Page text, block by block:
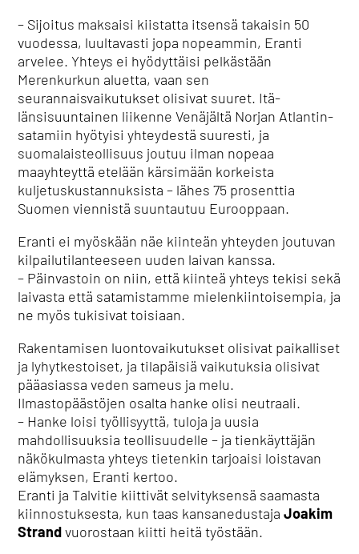
– Sijoitus maksaisi kiistatta itsensä takaisin 50
vuodessa, luultavasti jopa nopeammin, Eranti
arvelee. Yhteys ei hyödyttäisi pelkästään
Merenkurkun aluetta, vaan sen
seurannaisvaikutukset olisivat suuret. Itä-
länsisuuntainen liikenne Venäjältä Norjan Atlantin-
satamiin hyötyisi yhteydestä suuresti, ja
suomalaisteollisuus joutuu ilman nopeaa
maayhteyttä etelään kärsimään korkeista
kuljetuskustannuksista – lähes 75 prosenttia
Suomen viennistä suuntautuu Eurooppaan.
Eranti ei myöskään näe kiinteän yhteyden joutuvan
kilpailutilanteeseen uuden laivan kanssa.
– Päinvastoin on niin, että kiinteä yhteys tekisi sekä
laivasta että satamistamme mielenkiintoisempia, ja
ne myös tukisivat toisiaan.
Rakentamisen luontovaikutukset olisivat paikalliset
ja lyhytkestoiset, ja tilapäisiä vaikutuksia olisivat
pääasiassa veden sameus ja melu.
Ilmastopäästöjen osalta hanke olisi neutraali.
– Hanke loisi työllisyyttä, tuloja ja uusia
mahdollisuuksia teollisuudelle – ja tienkäyttäjän
näkökulmasta yhteys tietenkin tarjoaisi loistavan
elämyksen, Eranti kertoo.
Eranti ja Talvitie kiittivät selvityksensä saamasta
kiinnostuksesta, kun taas kansanedustajaJoakim
Strandvuorostaan kiitti heitä työstään.